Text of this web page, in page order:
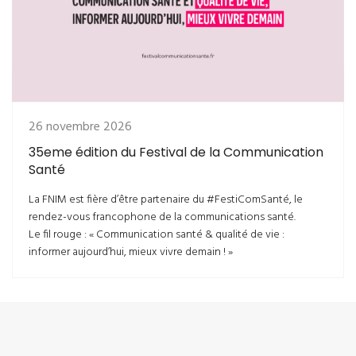
26 novembre 2026
35eme édition du Festival de la Communication
Santé
La FNIM est fière d’être partenaire du #FestiComSanté, le
rendez-vous francophone de la communications santé.
Le fil rouge : « Communication santé & qualité de vie :
informer aujourd’hui, mieux vivre demain ! »